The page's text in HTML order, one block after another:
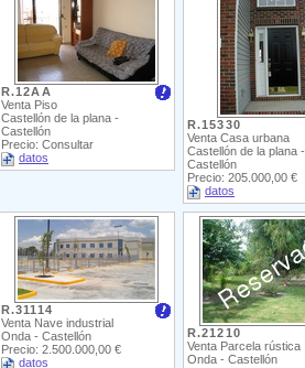
R.12AA
Venta Piso
Castellón de la plana -
Castellón
Precio: Consultar
datos
R.15330
Venta Casa urbana
Castellón de la plana -
Castellón
Precio: 205.000,00 €
datos
R.31114
Venta Nave industrial
Onda - Castellón
Precio: 2.500.000,00 €
datos
R.21210
Venta Parcela rústica
Onda - Castellón